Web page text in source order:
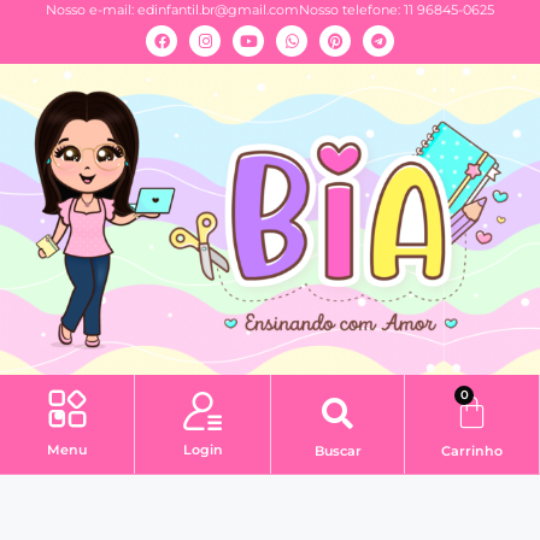
Nosso e-mail: edinfantil.br@gmail.comNosso telefone: 11 96845-0625
Menu Login Buscar
0
Carrinho